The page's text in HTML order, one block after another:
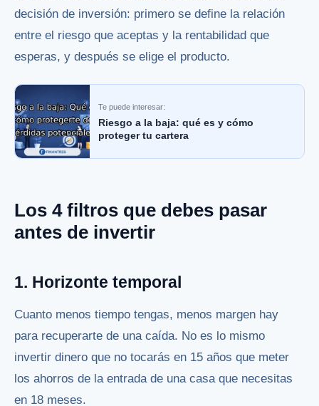
decisión de inversión: primero se define la relación
entre el riesgo que aceptas y la rentabilidad que
esperas, y después se elige el producto.
Te puede interesar:
Riesgo a la baja: qué es y cómo
proteger tu cartera
Los 4 filtros que debes pasar
antes de invertir
1. Horizonte temporal
Cuanto menos tiempo tengas, menos margen hay
para recuperarte de una caída. No es lo mismo
invertir dinero que no tocarás en 15 años que meter
los ahorros de la entrada de una casa que necesitas
en 18 meses.